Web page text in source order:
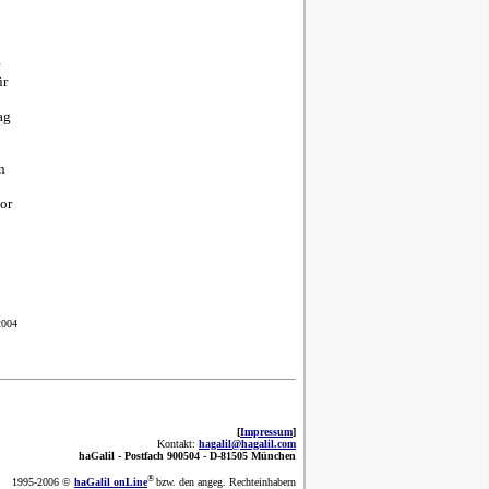
[Impressum]
Kontakt: hagalil@hagalil.com
haGalil - Postfach 900504 - D-81505 München
1995-2006 © haGalil onLine® bzw. den angeg. Rechteinhabern